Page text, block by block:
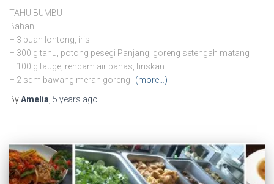
TAHU BUMBU
Bahan :
– 3 buah lontong, iris
– 300 g tahu, potong pesegi Panjang, goreng setengah matang
– 100 g tauge, rendam air panas, tiriskan
– 2 sdm bawang merah goreng
(more…)
ByAmelia 5 years ago